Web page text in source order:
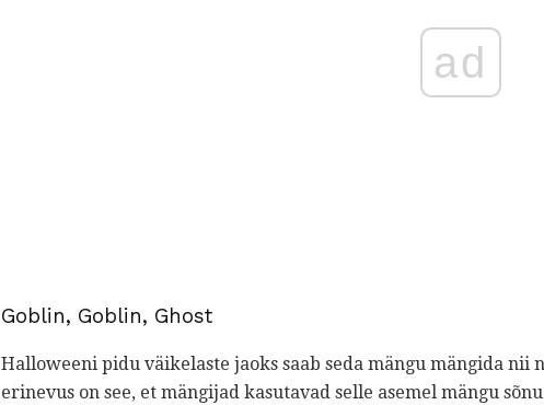
ad
Goblin, Goblin, Ghost
Halloweeni pidu väikelaste jaoks saab seda mängu mängida
erinevus on see, et mängijad kasutavad selle asemel mängu